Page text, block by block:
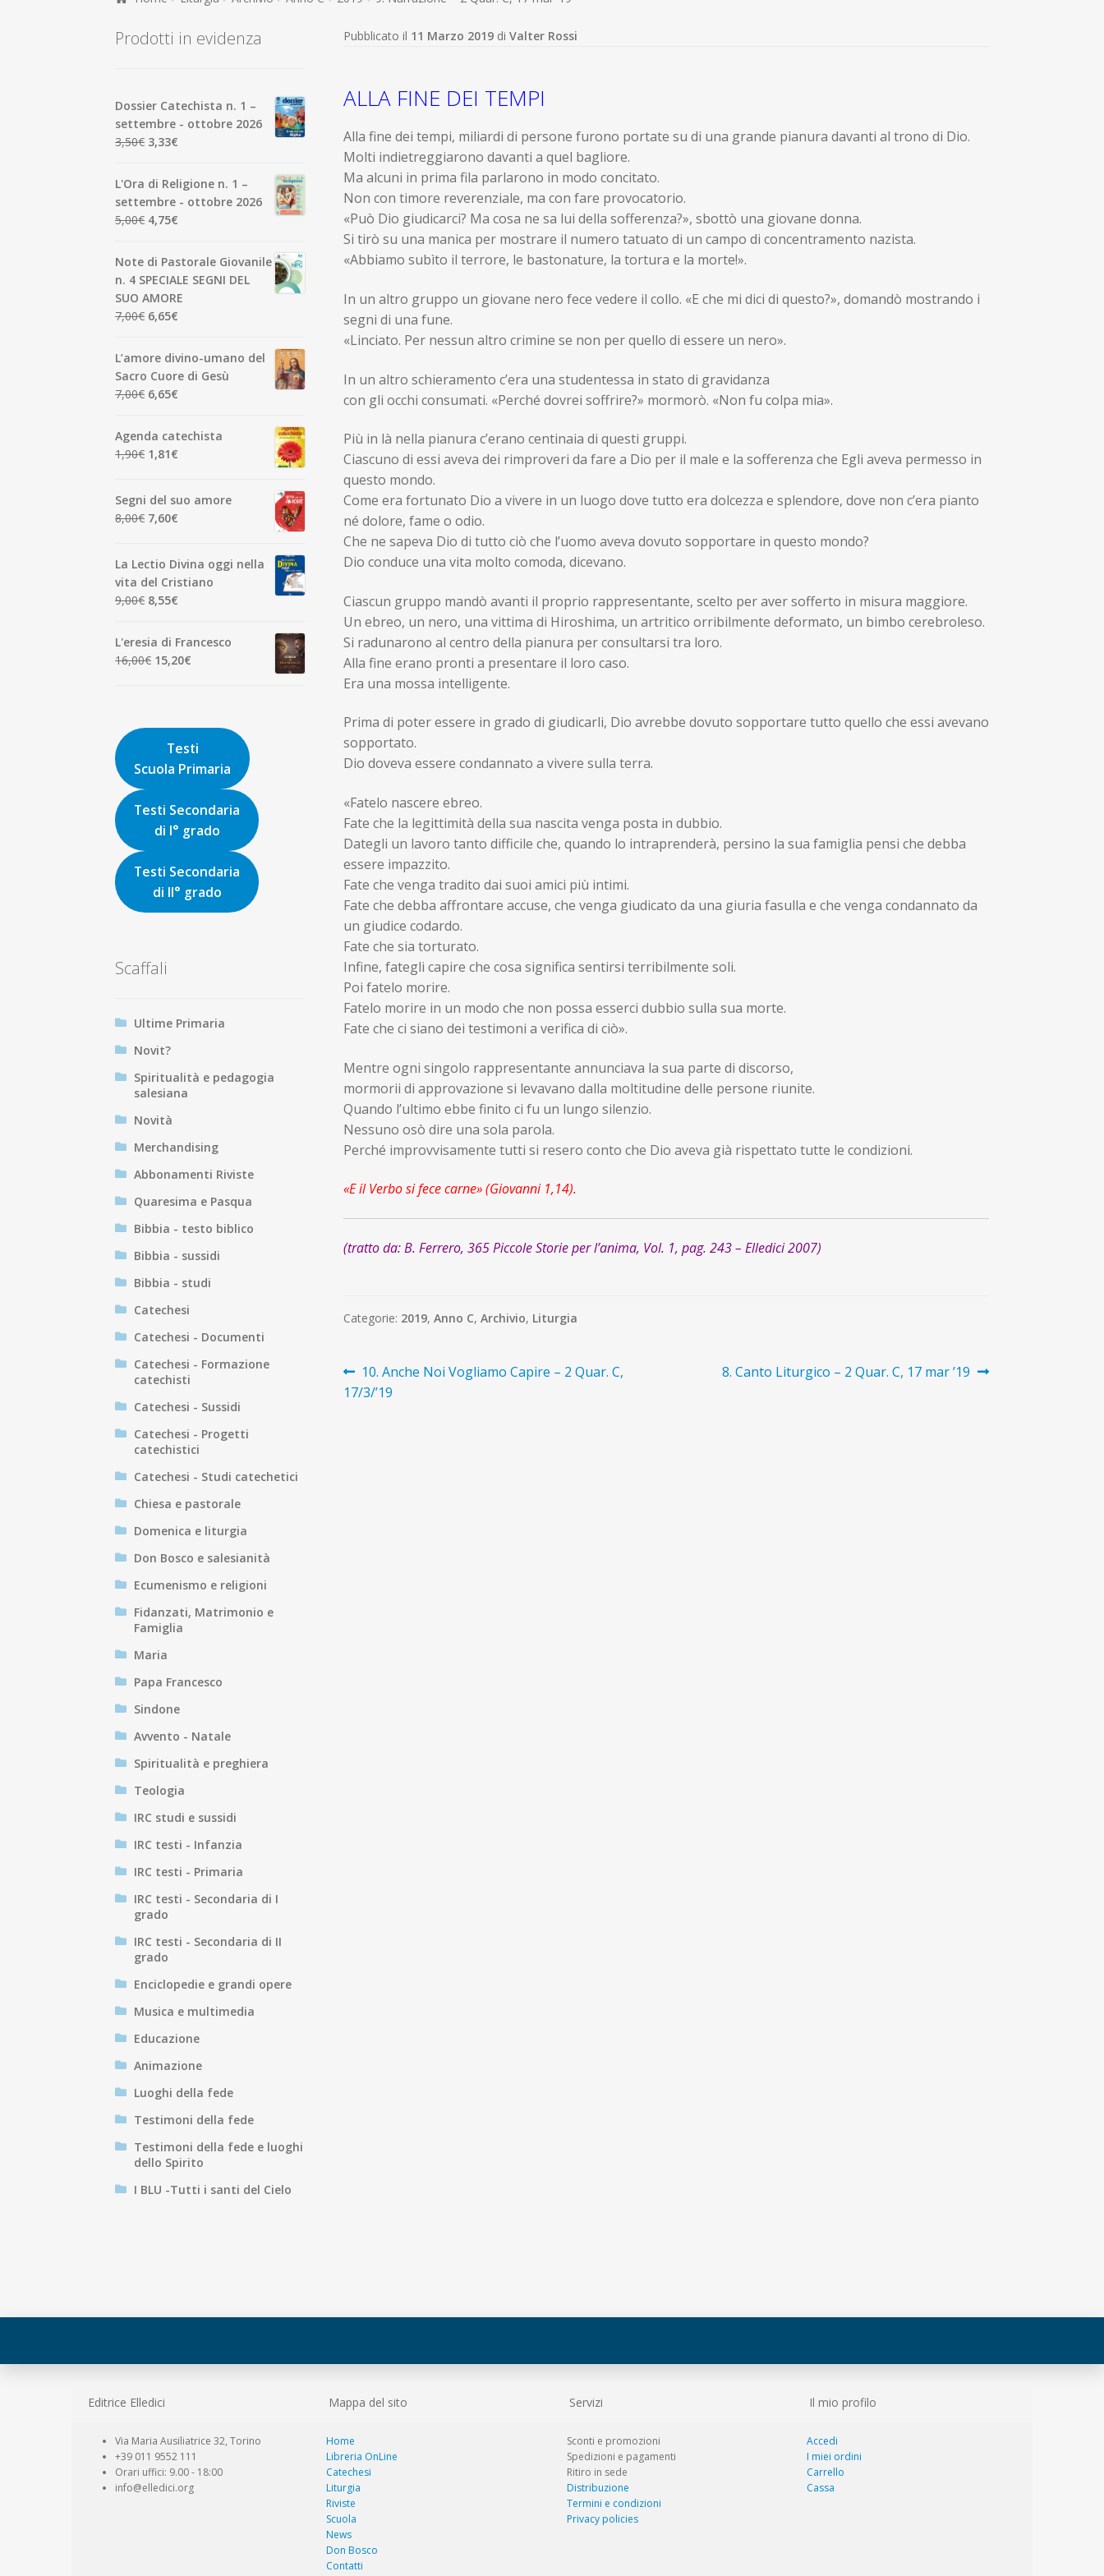
Pubblicato il 11 Marzo 2019 di Valter Rossi
ALLA FINE DEI TEMPI
Alla fine dei tempi, miliardi di persone furono portate su di una grande pianura davanti al trono di Dio.
Molti indietreggiarono davanti a quel bagliore.
Ma alcuni in prima fila parlarono in modo concitato.
Non con timore reverenziale, ma con fare provocatorio.
«Può Dio giudicarci? Ma cosa ne sa lui della sofferenza?», sbottò una giovane donna.
Si tirò su una manica per mostrare il numero tatuato di un campo di concentramento nazista.
«Abbiamo subìto il terrore, le bastonature, la tortura e la morte!».
In un altro gruppo un giovane nero fece vedere il collo. «E che mi dici di questo?», domandò mostrando i
segni di una fune.
«Linciato. Per nessun altro crimine se non per quello di essere un nero».
In un altro schieramento c’era una studentessa in stato di gravidanza
con gli occhi consumati. «Perché dovrei soffrire?» mormorò. «Non fu colpa mia».
Più in là nella pianura c’erano centinaia di questi gruppi.
Ciascuno di essi aveva dei rimproveri da fare a Dio per il male e la sofferenza che Egli aveva permesso in
questo mondo.
Come era fortunato Dio a vivere in un luogo dove tutto era dolcezza e splendore, dove non c’era pianto
né dolore, fame o odio.
Che ne sapeva Dio di tutto ciò che l’uomo aveva dovuto sopportare in questo mondo?
Dio conduce una vita molto comoda, dicevano.
Ciascun gruppo mandò avanti il proprio rappresentante, scelto per aver sofferto in misura maggiore.
Un ebreo, un nero, una vittima di Hiroshima, un artritico orribilmente deformato, un bimbo cerebroleso.
Si radunarono al centro della pianura per consultarsi tra loro.
Alla fine erano pronti a presentare il loro caso.
Era una mossa intelligente.
Prima di poter essere in grado di giudicarli, Dio avrebbe dovuto sopportare tutto quello che essi avevano
sopportato.
Dio doveva essere condannato a vivere sulla terra.
«Fatelo nascere ebreo.
Fate che la legittimità della sua nascita venga posta in dubbio.
Dategli un lavoro tanto difficile che, quando lo intraprenderà, persino la sua famiglia pensi che debba
essere impazzito.
Fate che venga tradito dai suoi amici più intimi.
Fate che debba affrontare accuse, che venga giudicato da una giuria fasulla e che venga condannato da
un giudice codardo.
Fate che sia torturato.
Infine, fategli capire che cosa significa sentirsi terribilmente soli.
Poi fatelo morire.
Fatelo morire in un modo che non possa esserci dubbio sulla sua morte.
Fate che ci siano dei testimoni a verifica di ciò».
Mentre ogni singolo rappresentante annunciava la sua parte di discorso,
mormorii di approvazione si levavano dalla moltitudine delle persone riunite.
Quando l’ultimo ebbe finito ci fu un lungo silenzio.
Nessuno osò dire una sola parola.
Perché improvvisamente tutti si resero conto che Dio aveva già rispettato tutte le condizioni.
«E il Verbo si fece carne» (Giovanni 1,14).
(tratto da: B. Ferrero, 365 Piccole Storie per l’anima, Vol. 1, pag. 243 – Elledici 2007)
Categorie: 2019, Anno C, Archivio, Liturgia
Navigazione
articoli
Articolo
precedente:
10. Anche Noi Vogliamo Capire – 2 Quar. C,
17/3/’19
Articolo
8. Canto Liturgico – 2 Quar. C, 17 mar ’19
Prodotti in evidenza
Dossier Catechista n. 1 –
settembre - ottobre 2026
3,50€ Il
originale
era:
3,50€.
3,33€
attuale
è:
L'Ora di Religione n. 1 –
settembre - ottobre 2026
5,00€ Il
originale
era:
5,00€.
4,75€
attuale
è:
4,75€.
Note di Pastorale Giovanile
n. 4 SPECIALE SEGNI DEL
SUO AMORE
7,00€ Il
originale
era:
7,00€.
6,65€
attuale
L’amore divino-umano del
Sacro Cuore di Gesù
7,00€ Il
originale
era:
7,00€.
6,65€
attuale
Agenda catechista
1,90€ Il
era:
1,90€.
1,81€
è:
Segni del suo amore
8,00€ Il
era:
8,00€.
7,60€
è:
7,60€.
La Lectio Divina oggi nella
vita del Cristiano
9,00€ Il
originale
era:
9,00€.
8,55€
attuale
è:
L'eresia di Francesco
16,00€ Il
16,00€.
15,20€
15,20€.
Testi
Scuola Primaria
Testi Secondaria
di I° grado
Testi Secondaria
di II° grado
Scaffali
Ultime Primaria
Novit?
Spiritualità e pedagogia
salesiana
Novità
Merchandising
Abbonamenti Riviste
Quaresima e Pasqua
Bibbia - testo biblico
Bibbia - sussidi
Bibbia - studi
Catechesi
Catechesi - Documenti
Catechesi - Formazione
catechisti
Catechesi - Sussidi
Catechesi - Progetti
catechistici
Catechesi - Studi catechetici
Chiesa e pastorale
Domenica e liturgia
Don Bosco e salesianità
Ecumenismo e religioni
Fidanzati, Matrimonio e
Famiglia
Maria
Papa Francesco
Sindone
Avvento - Natale
Spiritualità e preghiera
Teologia
IRC studi e sussidi
IRC testi - Infanzia
IRC testi - Primaria
IRC testi - Secondaria di I
grado
IRC testi - Secondaria di II
grado
Enciclopedie e grandi opere
Musica e multimedia
Educazione
Animazione
Luoghi della fede
Testimoni della fede
Testimoni della fede e luoghi
dello Spirito
I BLU -Tutti i santi del Cielo
Editrice Elledici Mappa del sito Servizi Il mio profilo
Via Maria Ausiliatrice 32, Torino
+39 011 9552 111
Orari uffici: 9.00 - 18:00
info@elledici.org
Home
Libreria OnLine
Catechesi
Liturgia
Riviste
Scuola
News
Don Bosco
Contatti
Sconti e promozioni
Spedizioni e pagamenti
Ritiro in sede
Distribuzione
Termini e condizioni
Privacy policies
Accedi
I miei ordini
Carrello
Cassa